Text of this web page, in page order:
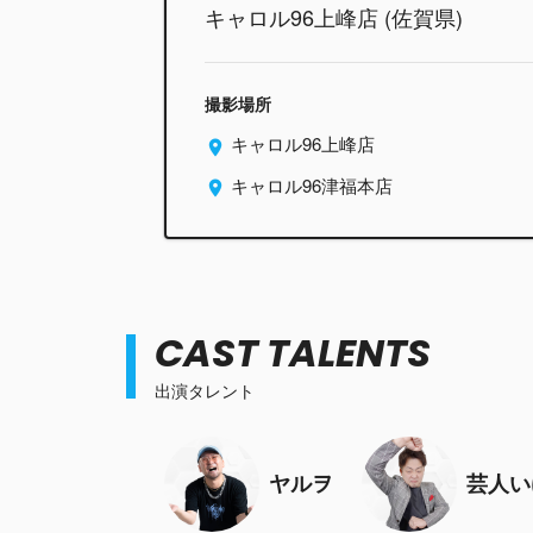
キャロル96上峰店 (佐賀県)
撮影場所
キャロル96上峰店
キャロル96津福本店
出演タレント
CAST TALENTS
ヤルヲ 芸人